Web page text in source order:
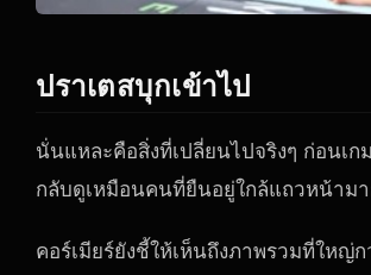
ปราเตสบุกเข้าไป
นั่นแหละคือสิ่งที่เปลี่ยนไปจริงๆ ก่อนเก
กลับดูเหมือนคนที่ยืนอยู่ใกล้แถวหน้าม
คอร์เมียร์ยังชี้ให้เห็นถึงภาพรวมที่ให